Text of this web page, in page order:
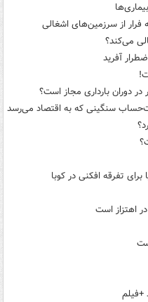
از سرزمین‌های اشغالی
می‌کند؟
آفرید
دوران بارداری مجاز است؟
سنگینی که به اقتصاد می‌رسد
تفرقه افکنی در کوبا
اهتزاز است
+فیلم